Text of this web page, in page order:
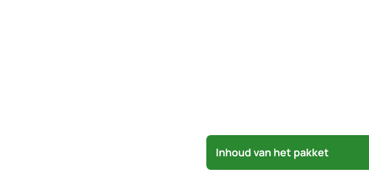
Inhoud van het pakket